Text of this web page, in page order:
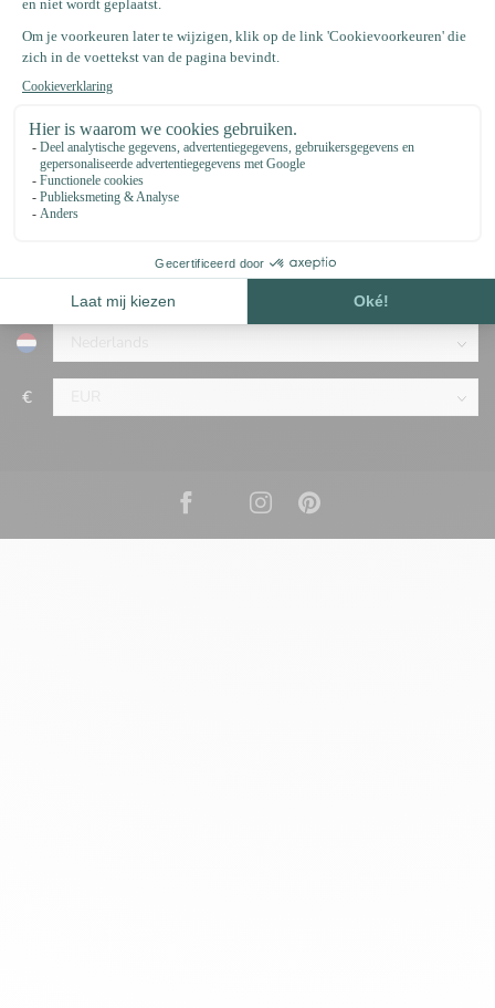
+31 (0)75 2040399
support@123paracord.nl
Categorieën
Omschrijving
€